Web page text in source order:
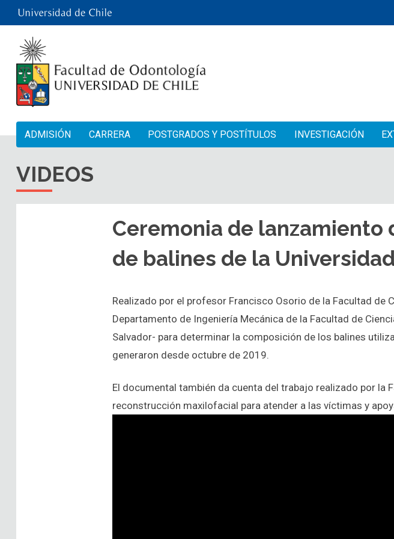
ADMISIÓN CARRERA POSTGRADOS Y POSTÍTULOS INVESTIGACIÓN
VIDEOS
Ceremonia de
de balines de la
Realizado por el profesor Francisco Osorio de la Facultad de
Departamento de Ingeniería Mecánica de la Facultad de
Salvador- para determinar la composición de los balines
generaron desde octubre de 2019.
El documental también da cuenta del trabajo realizado por la
reconstrucción maxilofacial para atender a las víctimas y